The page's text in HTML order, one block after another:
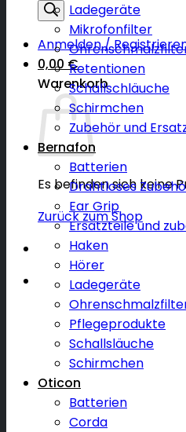
Anmelden /
0,00 €
Warenkorb
Es befinden sich keine
Zurück zum Shop
Ladegeräte
Mikrofonfilter
Retentionen
Schallschläuche
Schirmchen
Zubehör und
Bernafon
Batterien
Drahtloses
Ear Grip
Ersatzteile und
Haken
Hörer
Ladegeräte
Pflegeprodukte
Schallsläuche
Schirmchen
Oticon
Batterien
Corda